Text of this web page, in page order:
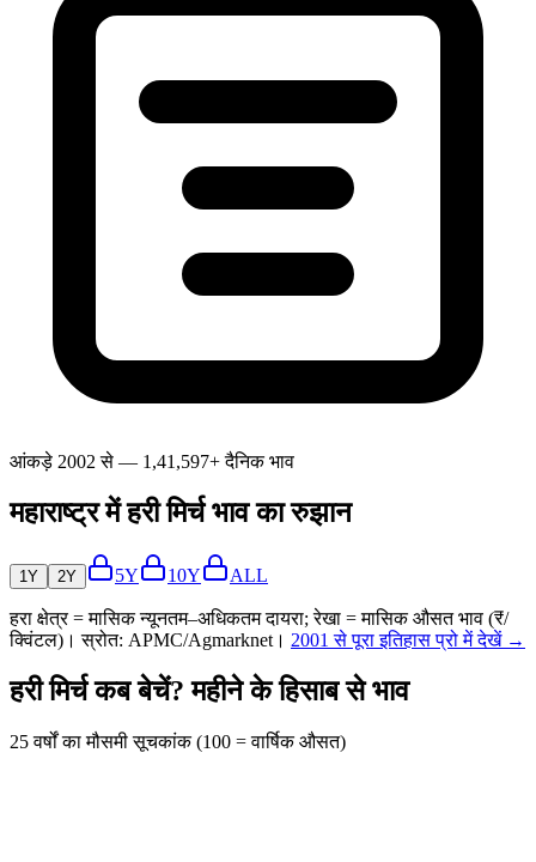
आंकड़े 2002 से — 1,41,597+ दैनिक भाव
महाराष्ट्र में हरी मिर्च भाव का रुझान
1Y 2Y 5Y 10Y ALL
हरा क्षेत्र = मासिक न्यूनतम–अधिकतम दायरा; रेखा = मासिक औसत भाव (₹/
क्विंटल)। स्रोत: APMC/Agmarknet। 2001 से पूरा इतिहास प्रो में देखें →
हरी मिर्च कब बेचें? महीने के हिसाब से भाव
25 वर्षों का मौसमी सूचकांक (100 = वार्षिक औसत)